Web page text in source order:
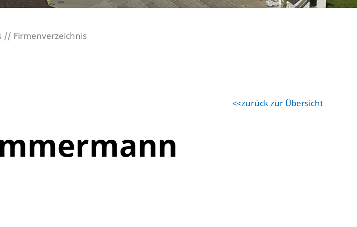
Firmenverzeichnis
zurück zur Übersicht